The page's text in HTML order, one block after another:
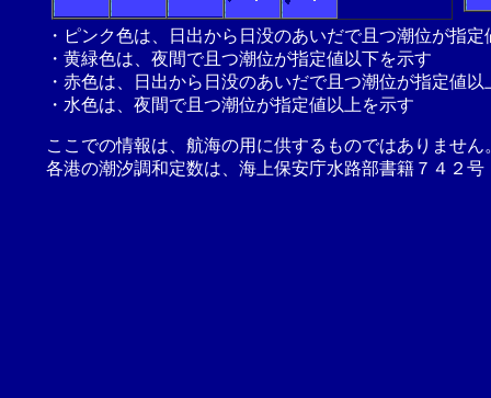
・ピンク色は、日出から日没のあいだで且つ潮位が指
・黄緑色は、夜間で且つ潮位が指定値以下を示す
・赤色は、日出から日没のあいだで且つ潮位が指定値以
・水色は、夜間で且つ潮位が指定値以上を示す
ここでの情報は、航海の用に供するものではありませ
各港の潮汐調和定数は、海上保安庁水路部書籍７４２